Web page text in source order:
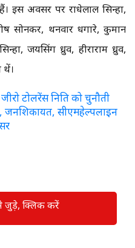
इस अवसर पर राधेलाल सिन्हा,
सोनकर, थनवार धगारे, कुमान
जयसिंग ध्रुव, हीराराम ध्रुव,
थें।
जीरो टोलरेंस निति को चुनौती
जनशिकायत, सीएमहेल्पलाइन
जुड़े, क्लिक करें